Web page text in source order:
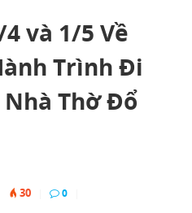
và 1/5 Về
Trình Đi
Thờ Đổ
30 0